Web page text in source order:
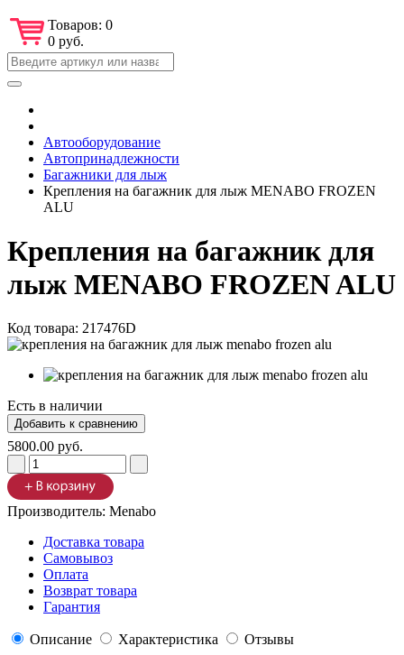
Товаров: 0
0 руб.
Автооборудование
Автопринадлежности
Багажники для лыж
Крепления на багажник для лыж MENABO FROZEN
ALU
Крепления на багажник для
лыж MENABO FROZEN ALU
Код товара: 217476D
Есть в наличии
5800.00 руб.
Производитель: Menabo
Доставка товара
Самовывоз
Оплата
Возврат товара
Гарантия
Описание Характеристика Отзывы